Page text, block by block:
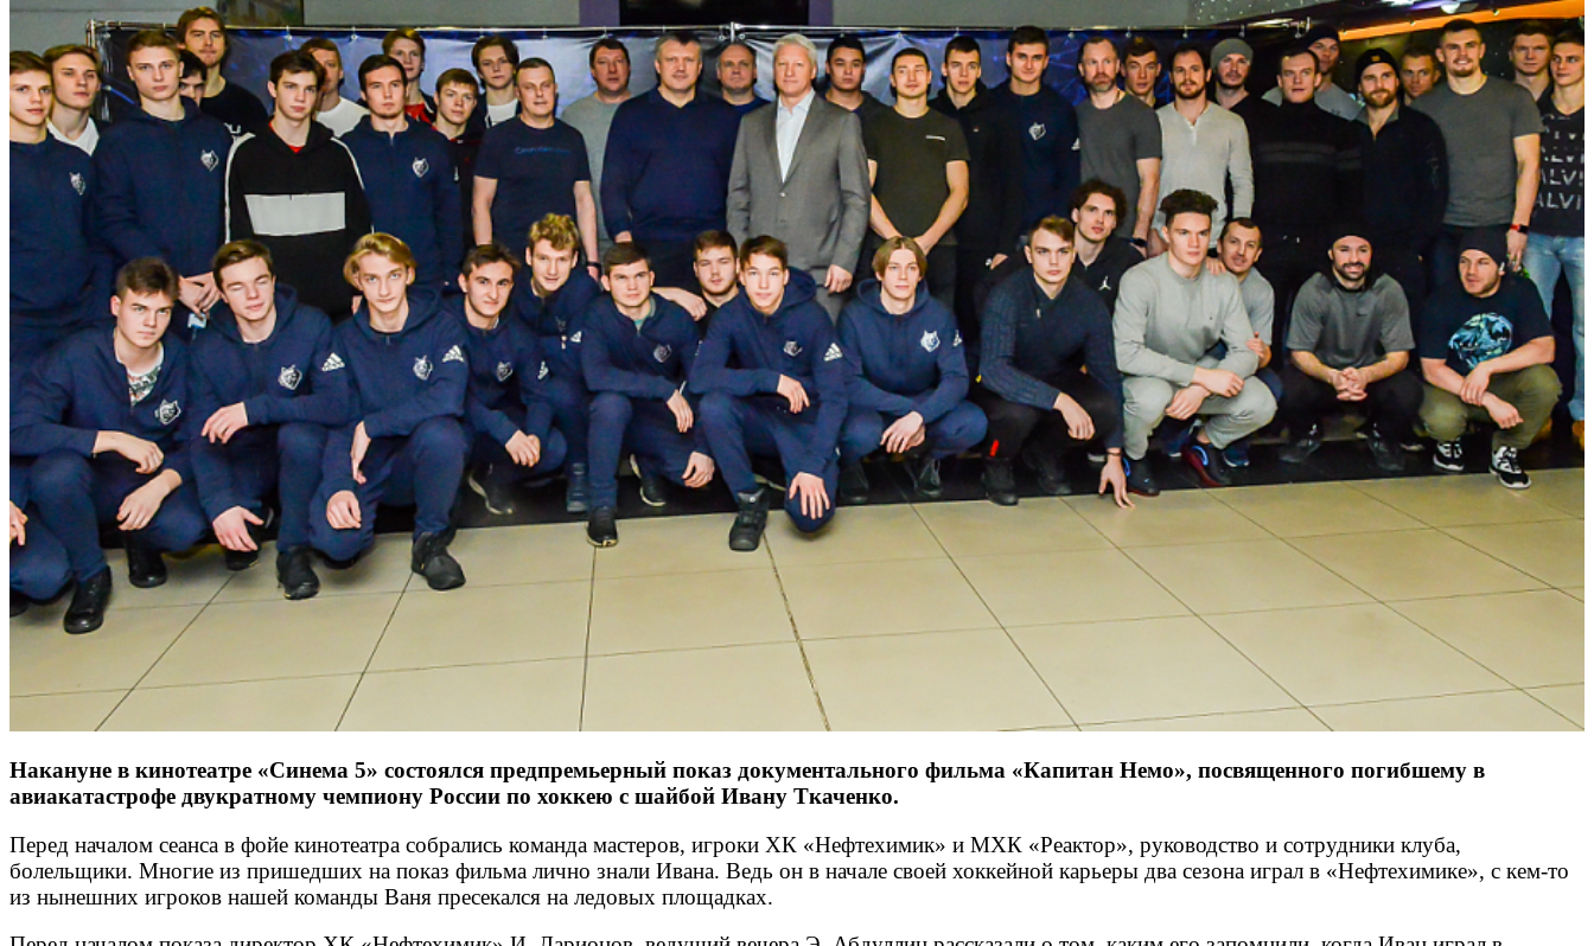
Накануне в кинотеатре «Синема 5» состоялся предпремьерный показ документального фильма «Капитан Немо», посвященного погибшему в
авиакатастрофе двукратному чемпиону России по хоккею с шайбой Ивану Ткаченко.
Перед началом сеанса в фойе кинотеатра собрались команда мастеров, игроки ХК «Нефтехимик» и МХК «Реактор», руководство и сотрудники клуба,
болельщики. Многие из пришедших на показ фильма лично знали Ивана. Ведь он в начале своей хоккейной карьеры два сезона играл в «Нефтехимике», с кем-то
из нынешних игроков нашей команды Ваня пресекался на ледовых площадках.